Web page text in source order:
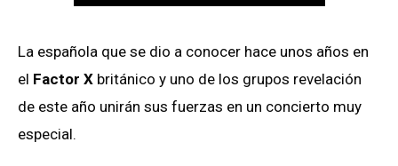
La española que se dio a conocer hace unos años en
el Factor X británico y uno de los grupos revelación
de este año unirán sus fuerzas en un concierto muy
especial.